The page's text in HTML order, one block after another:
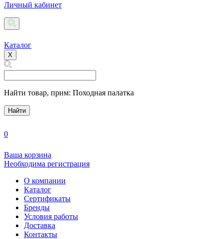
Личный кабинет
Каталог
X
Найти товар, прим: Походная палатка
Найти
0
Ваша корзина
Необходима регистрация
О компании
Каталог
Сертификаты
Бренды
Условия работы
Доставка
Контакты